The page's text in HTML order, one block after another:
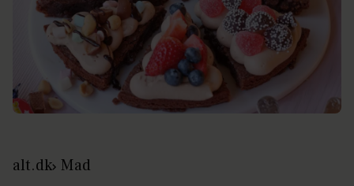
alt.dk Mad